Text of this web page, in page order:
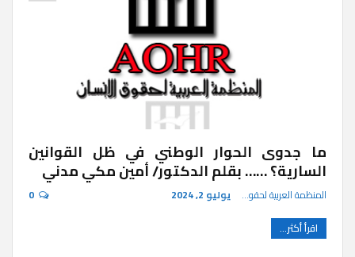
ما جدوى الحوار الوطني في ظل القوانين
السارية؟ …… بقلم الدكتور/ أمين مكي مدني
المنظمة العربية لحقوق الإنسان يوليو 2, 2024
اقرأ أكثر...